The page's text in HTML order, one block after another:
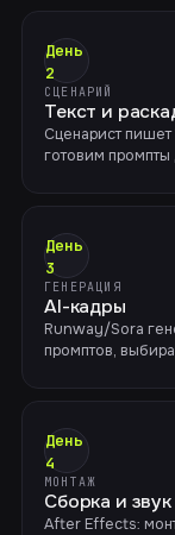
День
2
СЦЕНАРИЙ
Текст и
Сценарист
готовим
День
3
ГЕНЕРАЦИЯ
AI-кадры
Runway/Sora
промптов,
День
4
МОНТАЖ
Сборка и звук
After Effects: